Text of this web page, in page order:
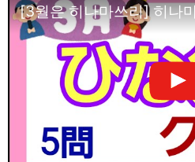
[3월은 히나마쓰리] 히